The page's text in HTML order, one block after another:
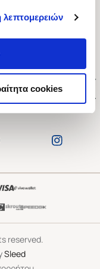
cookies
79
21:00
reserved.
Sleed